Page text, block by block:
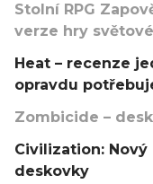
Stolní RPG
verze hry
Heat – recenze
opravdu
Zombicide –
Civilization:
deskovky